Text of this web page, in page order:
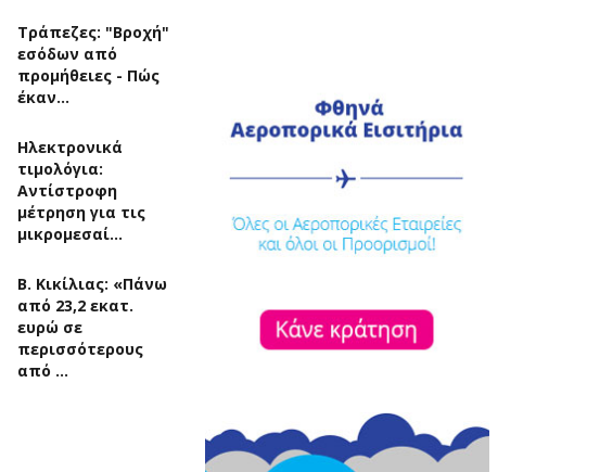
Τράπεζες: "Βροχή"
εσόδων από
προμήθειες - Πώς
έκαν…
Ηλεκτρονικά
τιμολόγια:
Αντίστροφη
μέτρηση για τις
μικρομεσαί…
Β. Κικίλιας: «Πάνω
από 23,2 εκατ.
ευρώ σε
περισσότερους
από …